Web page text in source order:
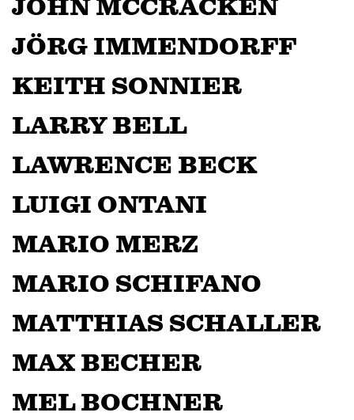
JOHN MCCRACKEN
JÖRG IMMENDORFF
KEITH SONNIER
LARRY BELL
LAWRENCE BECK
LUIGI ONTANI
MARIO MERZ
MARIO SCHIFANO
MATTHIAS SCHALLER
MAX BECHER
MEL BOCHNER